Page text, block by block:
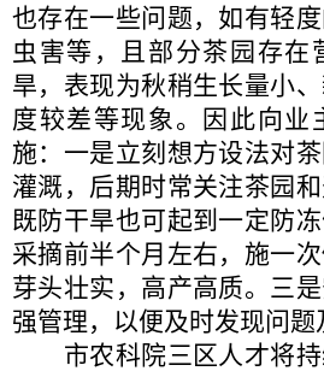
也存在一些问题，如有轻度
虫害等，且部分茶园存在
旱，表现为秋稍生长量小
度较差等现象。因此向业
施：一是立刻想方设法对
灌溉，后期时常关注茶园和
既防干旱也可起到一定防
采摘前半个月左右，施一
芽头壮实，高产高质。三
强管理，以便及时发现问题
市农科院三区人才将